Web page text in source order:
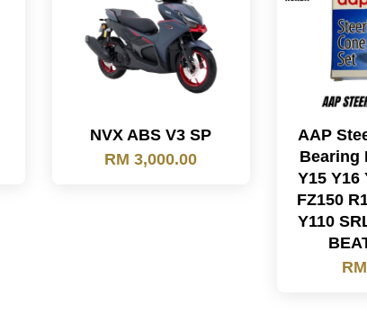
NVX ABS V3 SP
RM 3,000.00
AAP
Bearing
Y15 Y16
FZ150
Y110